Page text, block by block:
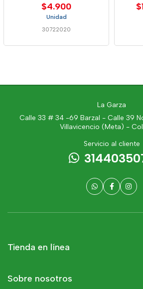
$4.900
Unidad
30722020
La Garza
Calle 33 # 34 -69 Barzal - Calle 39
Villavicencio (Meta) -
Servicio al cliente
Tienda en línea
Sobre nosotros